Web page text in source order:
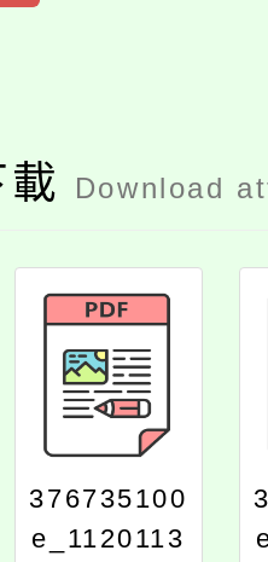
Download
376735100
e_1120113